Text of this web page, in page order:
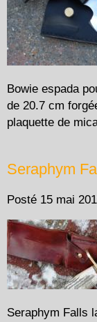
Bowie espada
de 20.7 cm
plaquette de
Seraphym
Posté 15 mai
Seraphym Falls